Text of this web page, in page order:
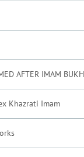
AFTER IMAM
Khazrati Imam